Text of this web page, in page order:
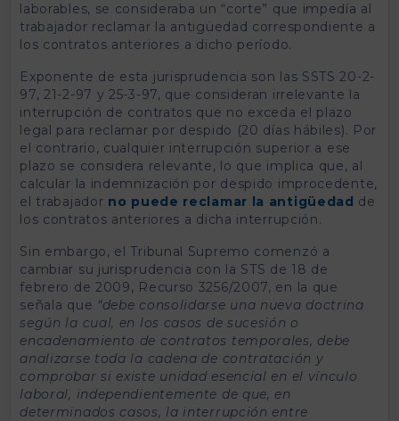
laborables, se consideraba un “corte” que impedía al
trabajador reclamar la antigüedad correspondiente a
los contratos anteriores a dicho período.
Exponente de esta jurisprudencia son las SSTS 20-2-
97, 21-2-97 y 25-3-97, que consideran irrelevante la
interrupción de contratos que no exceda el plazo
legal para reclamar por despido (20 días hábiles). Por
el contrario, cualquier interrupción superior a ese
plazo se considera relevante, lo que implica que, al
calcular la indemnización por despido improcedente,
el trabajador no puede reclamar la antigüedad de
los contratos anteriores a dicha interrupción.
Sin embargo, el Tribunal Supremo comenzó a
cambiar su jurisprudencia con la STS de 18 de
febrero de 2009, Recurso 3256/2007, en la que
señala que “debe consolidarse una nueva doctrina
según la cual, en los casos de sucesión o
encadenamiento de contratos temporales, debe
analizarse toda la cadena de contratación y
comprobar si existe unidad esencial en el vínculo
laboral, independientemente de que, en
determinados casos, la interrupción entre